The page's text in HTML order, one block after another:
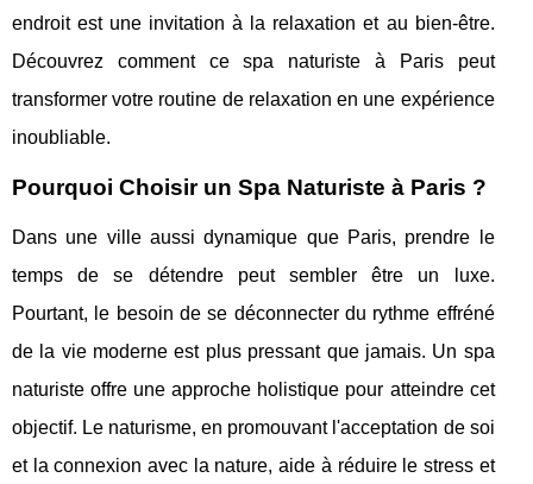
endroit est une invitation à la relaxation et au bien-être.
Découvrez comment ce spa naturiste à Paris peut
transformer votre routine de relaxation en une expérience
inoubliable.
Pourquoi Choisir un Spa Naturiste à Paris ?
Dans une ville aussi dynamique que Paris, prendre le
temps de se détendre peut sembler être un luxe.
Pourtant, le besoin de se déconnecter du rythme effréné
de la vie moderne est plus pressant que jamais. Un spa
naturiste offre une approche holistique pour atteindre cet
objectif. Le naturisme, en promouvant l'acceptation de soi
et la connexion avec la nature, aide à réduire le stress et